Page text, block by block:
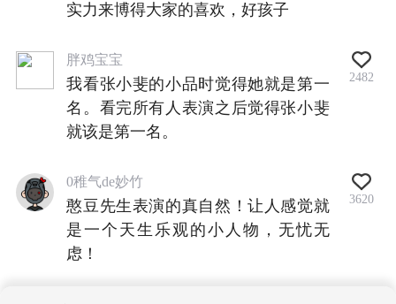
实力来博得大家的喜欢，好孩子
胖鸡宝宝
我看张小斐的小品时觉得她就是第一
名。看完所有人表演之后觉得张小斐
就该是第一名。
2482
0稚气de妙竹
憨豆先生表演的真自然！让人感觉就
是一个天生乐观的小人物，无忧无
虑！
3620